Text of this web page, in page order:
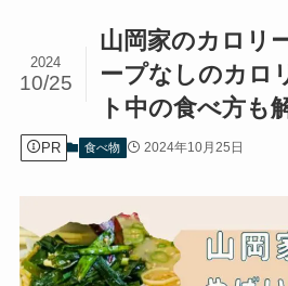
山岡家のカロリ
ープなしのカロ
ト中の食べ方も
2024
10/25
PR 食べ物 2024年10月25日